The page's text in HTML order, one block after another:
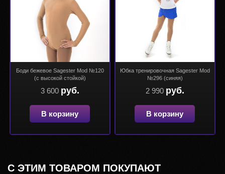
Боди бежевое Sagester Mod №120
(с высокой стойкой)
3 600 руб.
В корзину
Юбка тренировочная Sagester Mod
№296 (синяя)
2 990 руб.
В корзину
С ЭТИМ ТОВАРОМ ПОКУПАЮТ